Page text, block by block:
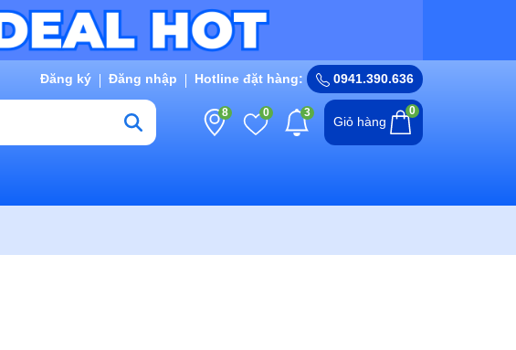
Đăng ký Đăng nhập Hotline đặt hàng: 0941.390.636
8 0 3
Giỏ hàng
0